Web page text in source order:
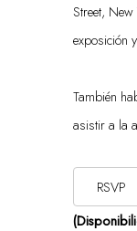
Street,
exposición
También
asistir a la
RSVP